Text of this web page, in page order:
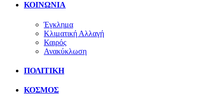
ΚΟΙΝΩΝΙΑ
Έγκλημα
Κλιματική Αλλαγή
Καιρός
Ανακύκλωση
ΠΟΛΙΤΙΚΗ
ΚΟΣΜΟΣ